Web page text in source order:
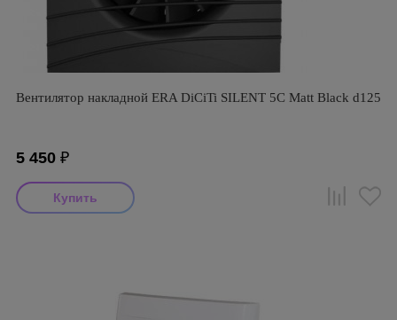
Вентилятор накладной ERA DiCiTi SILENT 5C Matt Black d125
5 450 ₽